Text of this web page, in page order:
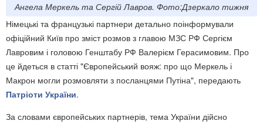
Ангела Меркель та Сергій Лавров. Фото:Дзеркало тижня
Німецькі та французькі партнери детально поінформували
офіційний Київ про зміст розмов з главою МЗС РФ Сергієм
Лавровим і головою Генштабу РФ Валерієм Герасимовим. Про
це йдеться в статті "Європейський вояж: про що Меркель і
Макрон могли розмовляти з посланцями Путіна", передають
Патріоти України.
За словами європейських партнерів, тема України дійсно